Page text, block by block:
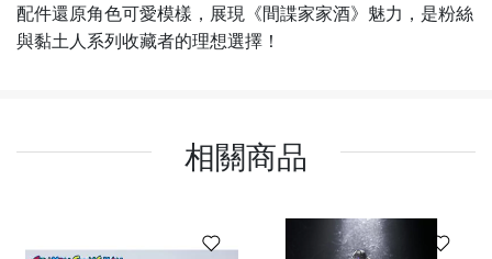
配件還原角色可愛模樣，展現《間諜家家酒》魅力，是粉絲
與黏土人系列收藏者的理想選擇！
相關商品